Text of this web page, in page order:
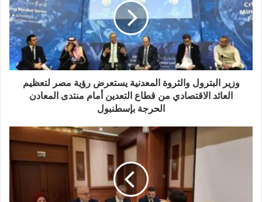
وزير البترول والثروة المعدنية يستعرض رؤية مصر لتعظيم
العائد الاقتصادي من قطاع التعدين أمام منتدى المعادن
الحرجة بإسطنبول